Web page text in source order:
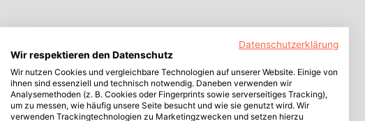
Datenschutzerklärung
Wir respektieren den Datenschutz
Wir nutzen Cookies und vergleichbare Technologien auf unserer Website. Einige von
ihnen sind essenziell und technisch notwendig. Daneben verwenden wir
Analysemethoden (z. B. Cookies oder Fingerprints sowie serverseitiges Tracking),
um zu messen, wie häufig unsere Seite besucht und wie sie genutzt wird. Wir
verwenden Trackingtechnologien zu Marketingzwecken und setzen hierzu